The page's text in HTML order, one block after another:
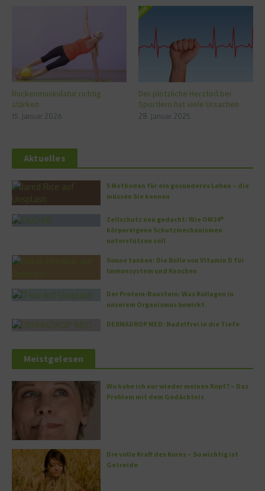
Rückenmuskulatur richtig
stärken
15. Januar 2026
Der plötzliche Herztod bei
Sportlern hat viele Ursachen
28. Januar 2025
Aktuelles
5 Methoden für ein gesünderes Leben – die
müssen Sie kennen
Zellschutz neu gedacht: Wie OM24®
körpereigene Schutzmechanismen
unterstützen soll
Sonne tanken: Die Rolle von Vitamin D für
Immunsystem und Knochen
Der Protein-Baustein: Was Kollagen in
unserem Organismus bewirkt
DERMADROP MED: Nadelfrei in die Tiefe
Meistgelesen
Wo habe ich nur wieder meinen Kopf? – Das
Problem mit dem Gedächtnis
Die volle Kraft des Korns – So wichtig ist
Getreide